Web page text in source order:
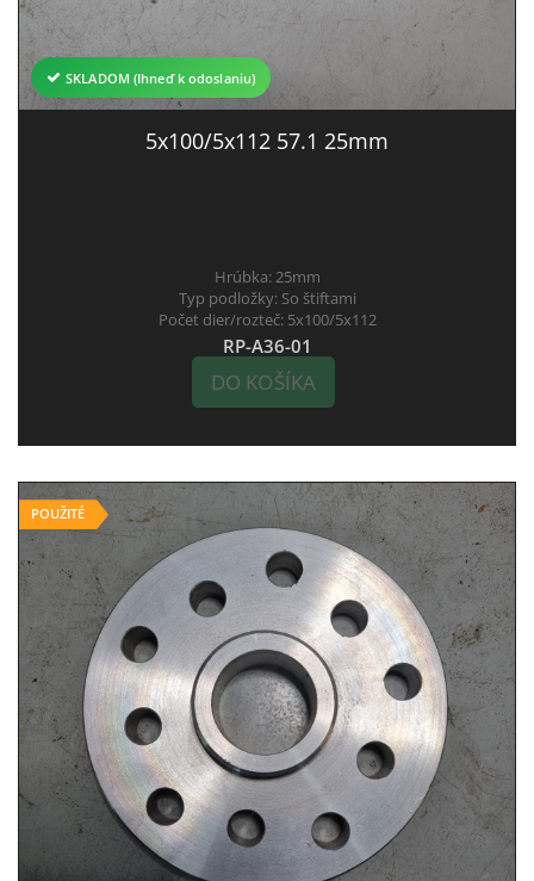
SKLADOM (Ihneď k odoslaniu)
5x100/5x112 57.1 25mm
Hrúbka:25mm
Typ podložky: So štiftami
Počet dier/rozteč: 5x100/5x112
RP-A36-01
DO KOŠÍKA
POUŽITÉ